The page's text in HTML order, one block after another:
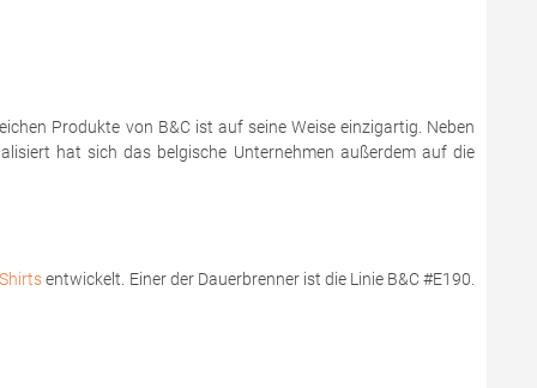
Produkte von B&C ist auf seine Weise einzigartig. Neben
hat sich das belgische Unternehmen außerdem auf die
entwickelt. Einer der Dauerbrenner ist die Linie B&C #E190.